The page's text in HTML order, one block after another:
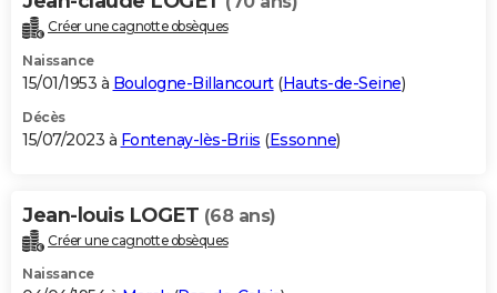
Créer une cagnotte obsèques
Naissance
15/01/1953 à Boulogne-Billancourt(Hauts-de-Seine)
Décès
15/07/2023 à Fontenay-lès-Briis (Essonne)
Jean-louis LOGET (68 ans)
Créer une cagnotte obsèques
Naissance